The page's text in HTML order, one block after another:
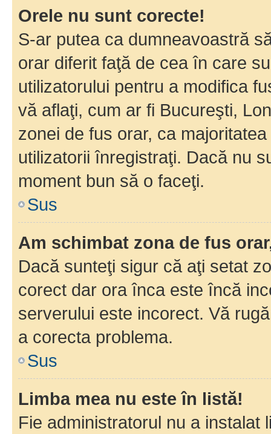
Orele nu sunt corecte!
S-ar putea ca dumneavoastră
orar diferit faţă de cea în care
utilizatorului pentru a modifica
vă aflaţi, cum ar fi Bucureşti,
zonei de fus orar, ca
utilizatorii înregistraţi. Dacă nu
moment bun să o faceţi.
Sus
Am schimbat zona de fus
Dacă sunteţi sigur că aţi setat
corect dar ora înca este încă
serverului este incorect. Vă
a corecta problema.
Sus
Limba mea nu este în listă!
Fie administratorul nu a instalat